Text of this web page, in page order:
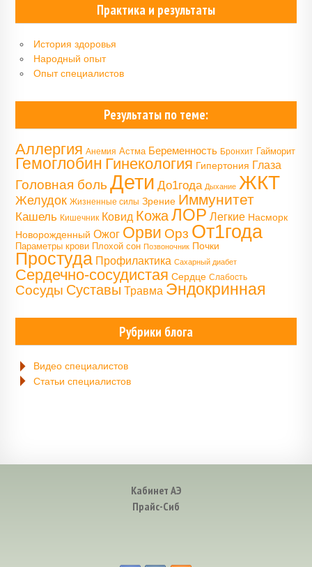
Практика и результаты
История здоровья
Народный опыт
Опыт специалистов
Результаты по теме:
Аллергия Анемия Астма Беременность Бронхит Гайморит
Гемоглобин Гинекология Гипертония Глаза
Головная боль Дети До1года Дыхание ЖКТ
Желудок Жизненные силы Зрение Иммунитет
Кашель Кишечник Ковид Кожа ЛОР Легкие Насморк
Новорожденный Ожог Орви Орз От1года
Параметры крови Плохой сон Позвоночник Почки
Простуда Профилактика Сахарный диабет
Сердечно-сосудистая Сердце Слабость
Сосуды Суставы Травма Эндокринная
Рубрики блога
Видео специалистов
Статьи специалистов
Кабинет АЭ
Прайс-Сиб